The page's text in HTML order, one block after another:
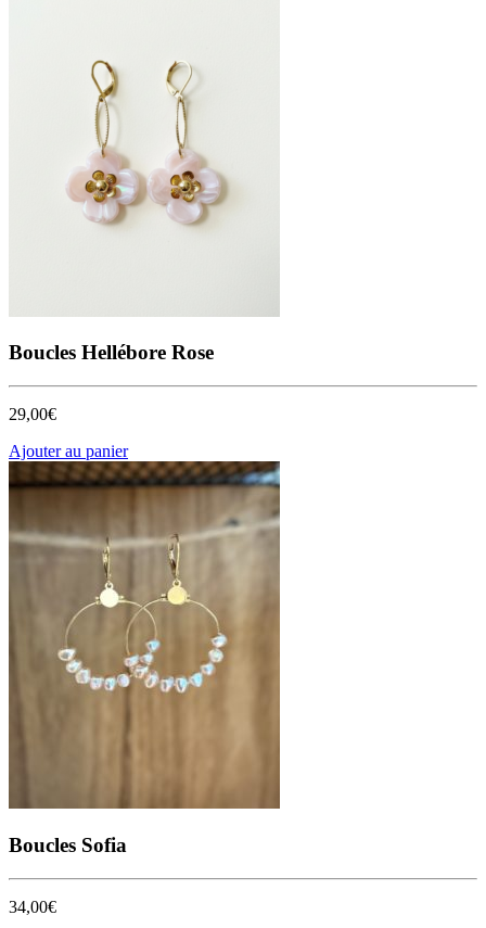
Boucles Hellébore Rose
29,00€
Ajouter au panier
Boucles Sofia
34,00€